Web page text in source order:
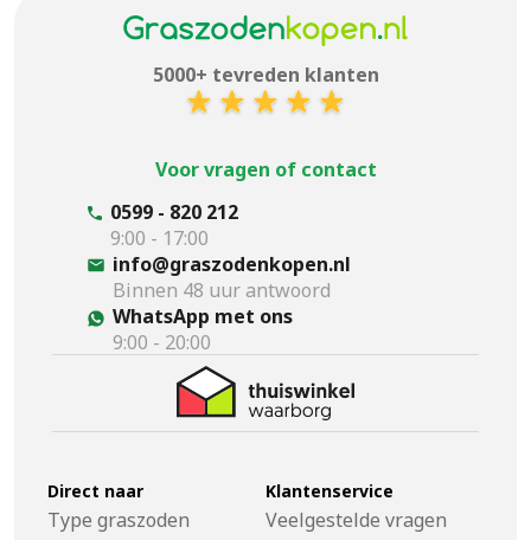
5000+ tevreden klanten
Voor vragen of contact
0599 - 820 212
9:00 - 17:00
info@graszodenkopen.nl
Binnen 48 uur antwoord
WhatsApp met ons
9:00 - 20:00
Direct naar
Type graszoden
Klantenservice
Veelgestelde vragen